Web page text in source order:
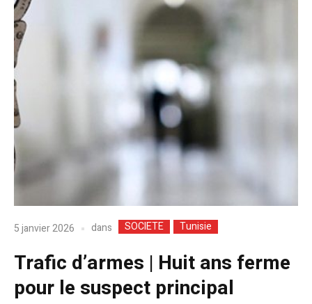
5 janvier 2026 dans SOCIETE Tunisie
Trafic d’armes | Huit ans ferme
pour le suspect principal